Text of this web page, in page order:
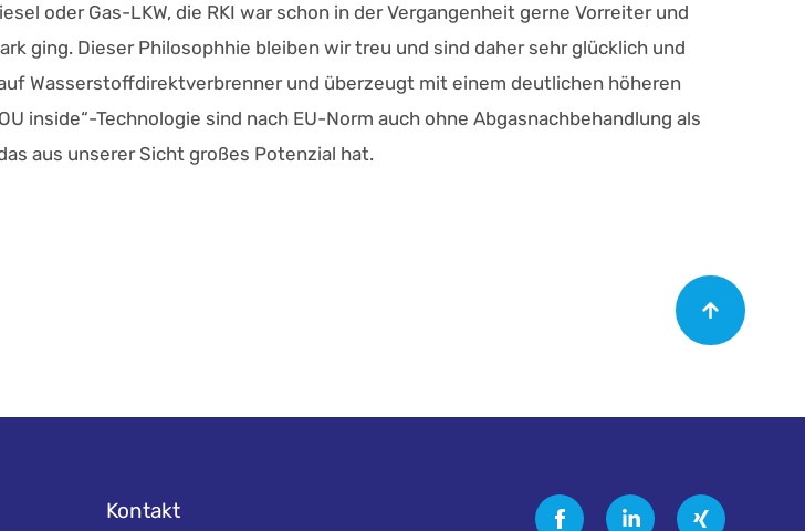
oder Gas-LKW, die RKI war schon in der Vergangenheit gerne Vorreiter und
ging. Dieser Philosophhie bleiben wir treu und sind daher sehr glücklich und
Wasserstoffdirektverbrenner und überzeugt mit einem deutlichen höheren
inside“-Technologie sind nach EU-Norm auch ohne Abgasnachbehandlung als
aus unserer Sicht großes Potenzial hat.
Kontakt